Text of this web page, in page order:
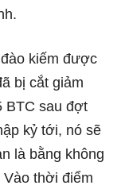
kiếm được
bị cắt giảm
BTC sau đợt
kỷ tới, nó sẽ
là bằng không
thời điểm